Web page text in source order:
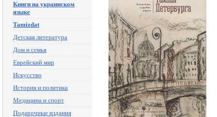
Книги на украинском
языке
Tamizdat
Детская литература
Дом и семья
Еврейский мир
Искусство
История и политика
Медицина и спорт
Подарочные издания